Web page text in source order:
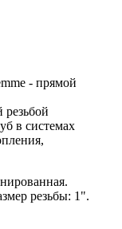
- прямой
в системах
резьбы: 1".